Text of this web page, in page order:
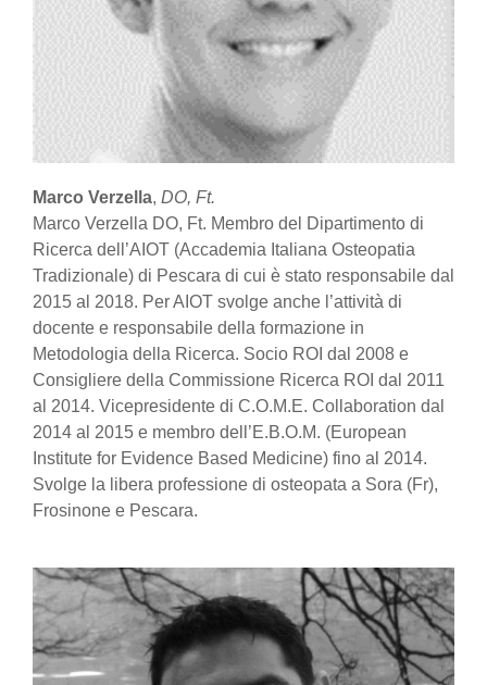
Marco Verzella, DO, Ft.
Marco Verzella DO, Ft. Membro del Dipartimento di
Ricerca dell’AIOT (Accademia Italiana Osteopatia
Tradizionale) di Pescara di cui è stato responsabile dal
2015 al 2018. Per AIOT svolge anche l’attività di
docente e responsabile della formazione in
Metodologia della Ricerca. Socio ROI dal 2008 e
Consigliere della Commissione Ricerca ROI dal 2011
al 2014. Vicepresidente di C.O.M.E. Collaboration dal
2014 al 2015 e membro dell’E.B.O.M. (European
Institute for Evidence Based Medicine) fino al 2014.
Svolge la libera professione di osteopata a Sora (Fr),
Frosinone e Pescara.